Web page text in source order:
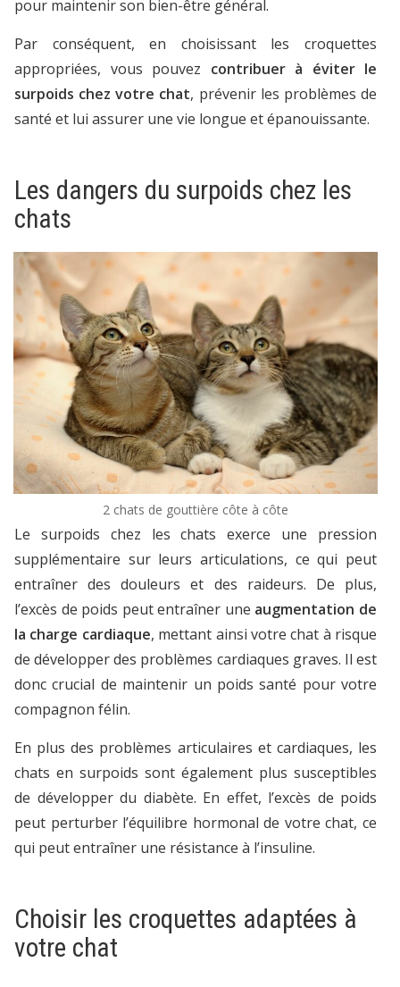
pour maintenir son bien-être général.
Par conséquent, en choisissant les croquettes
appropriées, vous pouvez contribuer à éviter le
surpoids chez votre chat, prévenir les problèmes de
santé et lui assurer une vie longue et épanouissante.
Les dangers du surpoids chez les
chats
2 chats de gouttière côte à côte
Le surpoids chez les chats exerce une pression
supplémentaire sur leurs articulations, ce qui peut
entraîner des douleurs et des raideurs. De plus,
l’excès de poids peut entraîner une augmentation de
la charge cardiaque, mettant ainsi votre chat à risque
de développer des problèmes cardiaques graves. Il est
donc crucial de maintenir un poids santé pour votre
compagnon félin.
En plus des problèmes articulaires et cardiaques, les
chats en surpoids sont également plus susceptibles
de développer du diabète. En effet, l’excès de poids
peut perturber l’équilibre hormonal de votre chat, ce
qui peut entraîner une résistance à l’insuline.
Choisir les croquettes adaptées à
votre chat